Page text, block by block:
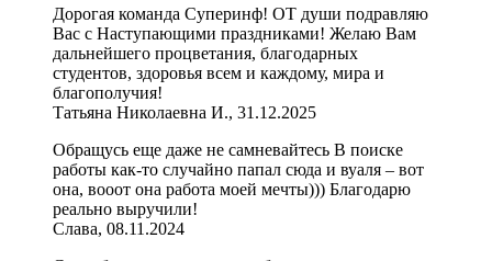
Дорогая команда Суперинф! ОТ души подравляю
Вас с Наступающими праздниками! Желаю Вам
дальнейшего процветания, благодарных
студентов, здоровья всем и каждому, мира и
благополучия!
Татьяна Николаевна И., 31.12.2025
Обращусь еще даже не самневайтесь В поиске
работы как-то случайно папал сюда и вуаля – вот
она, вооот она работа моей мечты))) Благодарю
реально выручили!
Слава, 08.11.2024